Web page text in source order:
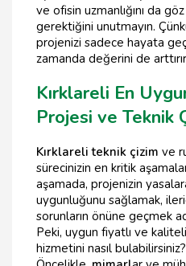
ve ofisin uzmanlığını da
gerektiğini unutmayın.
projenizi sadece hayata
zamanda değerini de
Kırklareli En
Projesi ve Teknik
Kırklareli teknik çizim ve
sürecinizin en kritik
aşamada, projenizin
uygunluğunu sağlamak,
sorunların önüne geçmek
Peki, uygun fiyatlı ve
hizmetini nasıl bulabilirsiniz?